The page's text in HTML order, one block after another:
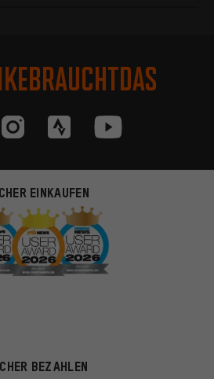
EINKAUFEN
BEZAHLEN